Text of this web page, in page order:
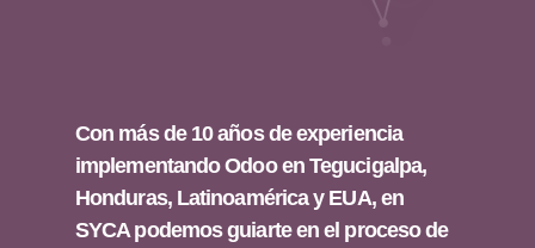
Con más de 10 años de experiencia
implementando Odoo en Tegucigalpa,
Honduras, Latinoamérica y EUA, en
SYCA podemos guiarte en el proceso de